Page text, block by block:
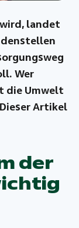
landet
Wer
die Umwelt
Artikel
der